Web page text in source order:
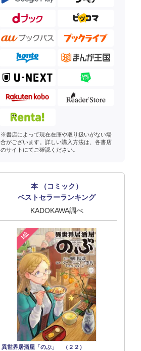
※書店によって現在在庫や取り扱いがない場
合がございます。詳しい購入方法は、各書店
のサイトにてご確認ください。
本 （コミック）
ベストセラーランキング
KADOKAWA調べ
1位
異世界居酒屋「のぶ」 （２２）